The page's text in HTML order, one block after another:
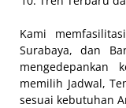
Kami
Surabaya, dan
mengedepankan
memilih Jadwal,
sesuai kebutuhan